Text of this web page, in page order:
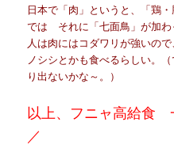
日本で「肉」というと、「鶏
では それに「七面鳥」が加
人は肉にはコダワリが強いの
ノシシとかも食べるらしい。
り出ないかな～。）
以上、フニャ高給食
／